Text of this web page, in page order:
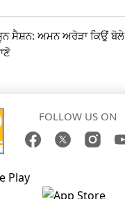
ਸੈਸ਼ਨ: ਅਮਨ ਅਰੋੜਾ ਕਿਉਂ ਬੋਲੇ
FOLLOW US ON